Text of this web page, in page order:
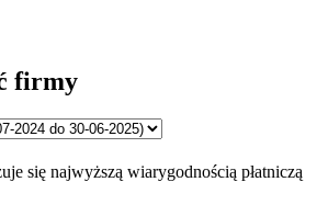
firmy
się najwyższą wiarygodnością płatniczą